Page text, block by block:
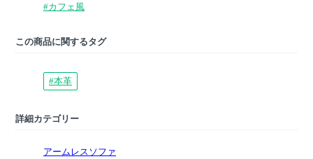
#カフェ風
この商品に関するタグ
#本革
詳細カテゴリー
アームレスソファ